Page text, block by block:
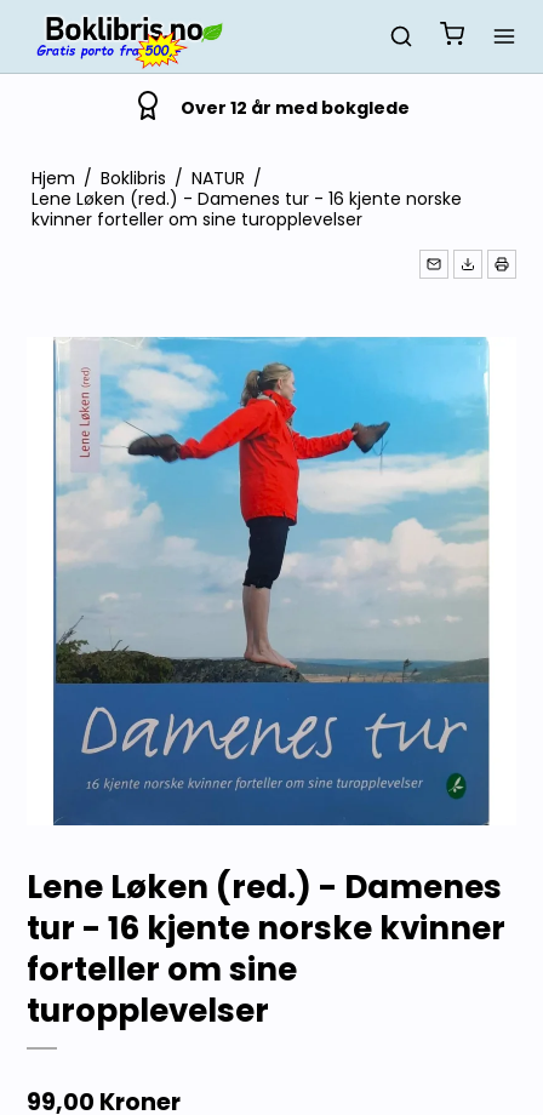
Over 12 år med bokglede
Hjem / Boklibris / NATUR /
Lene Løken (red.) - Damenes tur - 16 kjente norske
kvinner forteller om sine turopplevelser
Lene Løken (red.) - Damenes
tur - 16 kjente norske kvinner
forteller om sine
turopplevelser
99,00 Kroner